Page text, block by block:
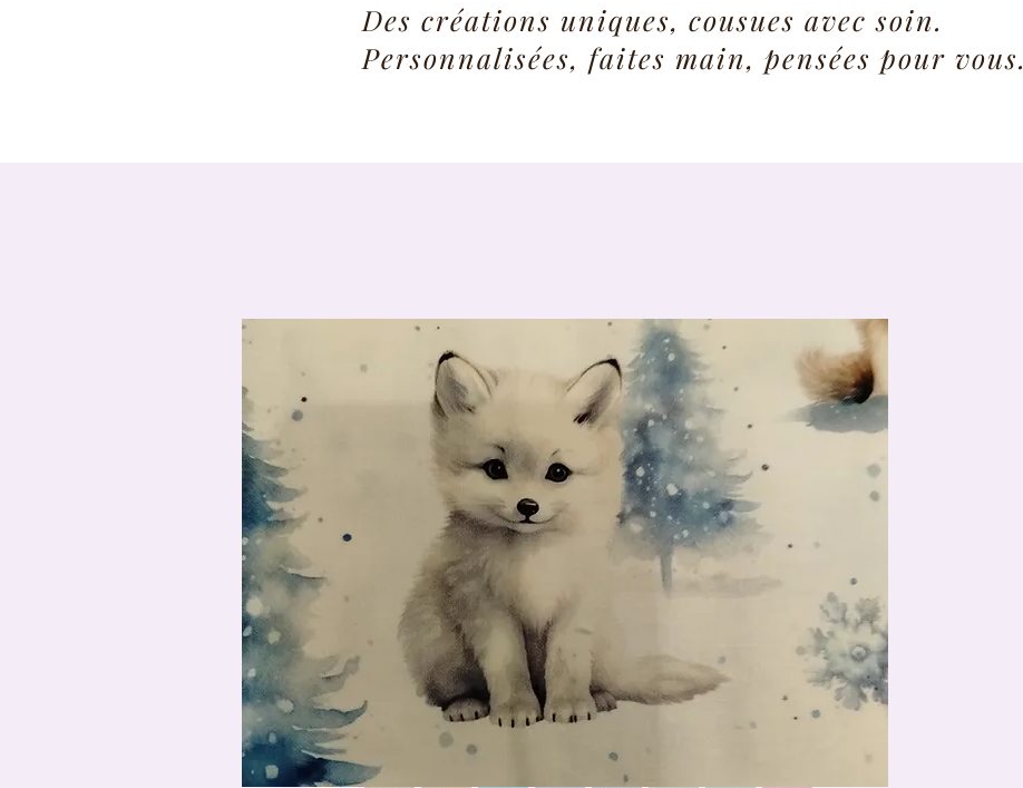
Des créations uniques, cousues avec soin.
Personnalisées, faites main, pensées pour vous.
Bouton